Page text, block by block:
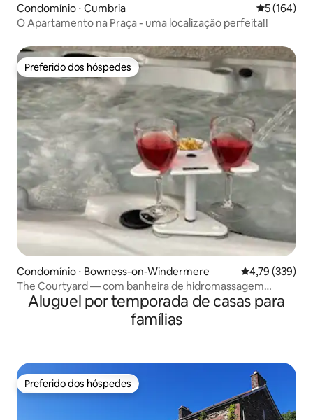
Condomínio ⋅ Cumbria 5 de uma
5 (164)
O Apartamento na Praça - uma localização perfeita!!
Preferido dos hóspedes
Preferido dos hóspedes
Condomínio ⋅ Bowness-on-Windermere 4,79 de uma
4,79 (339)
The Courtyard — com banheira de hidromassagem
privativa
Aluguel por temporada de casas para
famílias
Preferido dos hóspedes
Preferido dos hóspedes